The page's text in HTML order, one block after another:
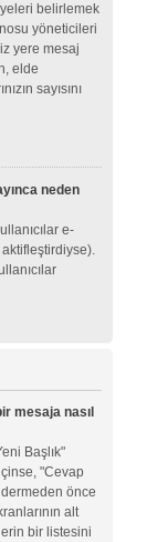
belirlemek
yöneticileri
yere mesaj
elde
sayısını
neden
e-
mesaja nasıl
Başlık"
"Cevap
önce
alt
bir listesini